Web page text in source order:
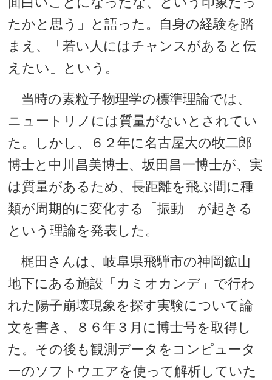
たかと思う」と語った。自身の経験を踏
まえ、「若い人にはチャンスがあると伝
えたい」という。
当時の素粒子物理学の標準理論では、
ニュートリノには質量がないとされてい
た。しかし、６２年に名古屋大の牧二郎
博士と中川昌美博士、坂田昌一博士が、実
は質量があるため、長距離を飛ぶ間に種
類が周期的に変化する「振動」が起きる
という理論を発表した。
梶田さんは、岐阜県飛騨市の神岡鉱山
地下にある施設「カミオカンデ」で行わ
れた陽子崩壊現象を探す実験について論
文を書き、８６年３月に博士号を取得し
た。その後も観測データをコンピュータ
ーのソフトウエアを使って解析していた